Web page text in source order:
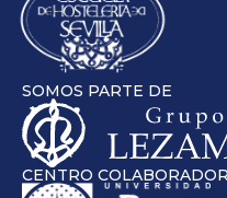
SOMOS PARTE DE
CENTRO COLABORADOR